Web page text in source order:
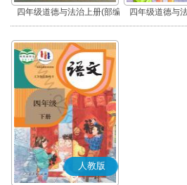
四年级道德与法治上册(部编
版)
四年级道德与
版)
人教版